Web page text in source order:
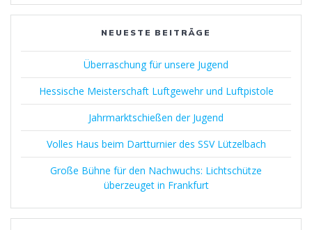
NEUESTE BEITRÄGE
Überraschung für unsere Jugend
Hessische Meisterschaft Luftgewehr und Luftpistole
Jahrmarktschießen der Jugend
Volles Haus beim Dartturnier des SSV Lützelbach
Große Bühne für den Nachwuchs: Lichtschütze
überzeuget in Frankfurt